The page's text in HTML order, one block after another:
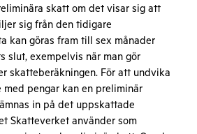
skatt om det visar sig att
sig från den tidigare
kan göras fram till sex månader
slut, exempelvis när man gör
skatteberäkningen. För att undvika
pengar kan en preliminär
in på det uppskattade
Skatteverket använder som